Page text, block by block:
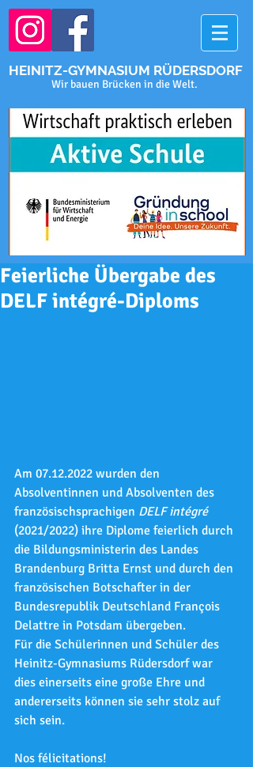
HEINITZ-GYMNASIUM RÜDERSDORF
Wir bauen Brücken in die Welt.
Feierliche Übergabe des
DELF intégré-Diploms
Am 07.12.2022 wurden den
Absolventinnen und Absolventen des
französischsprachigen DELF intégré
(2021/2022) ihre Diplome feierlich durch
die Bildungsministerin des Landes
Brandenburg Britta Ernst und durch den
französischen Botschafter in der
Bundesrepublik Deutschland François
Delattre in Potsdam übergeben.
Für die Schülerinnen und Schüler des
Heinitz-Gymnasiums Rüdersdorf war
dies einerseits eine große Ehre und
andererseits können sie sehr stolz auf
sich sein.
Nos félicitations!